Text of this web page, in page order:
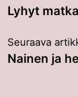
selaus
Lyhyt
Seuraava
Nainen ja